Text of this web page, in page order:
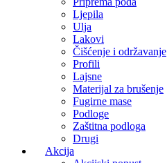
Ljepila
Ulja
Lakovi
Čišćenje i održavanje
Profili
Lajsne
Materijal za brušenje
Fugirne mase
Podloge
Zaštitna podloga
Drugi
Akcija